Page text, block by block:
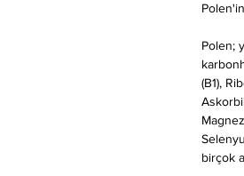
Polen;
(B1),
birçok